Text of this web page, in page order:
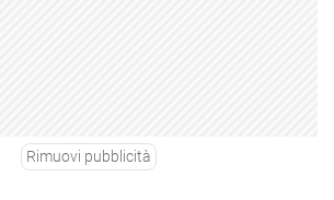
Rimuovi pubblicità